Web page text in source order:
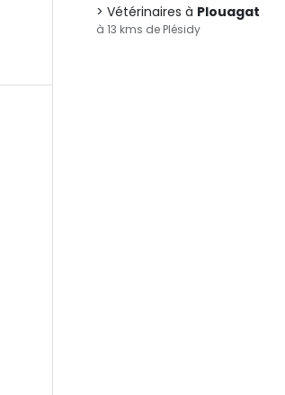
Vétérinaires à Plouagat
à 13 kms de Plésidy